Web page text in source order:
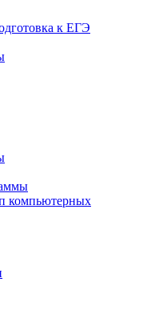
к ЕГЭ
компьютерных